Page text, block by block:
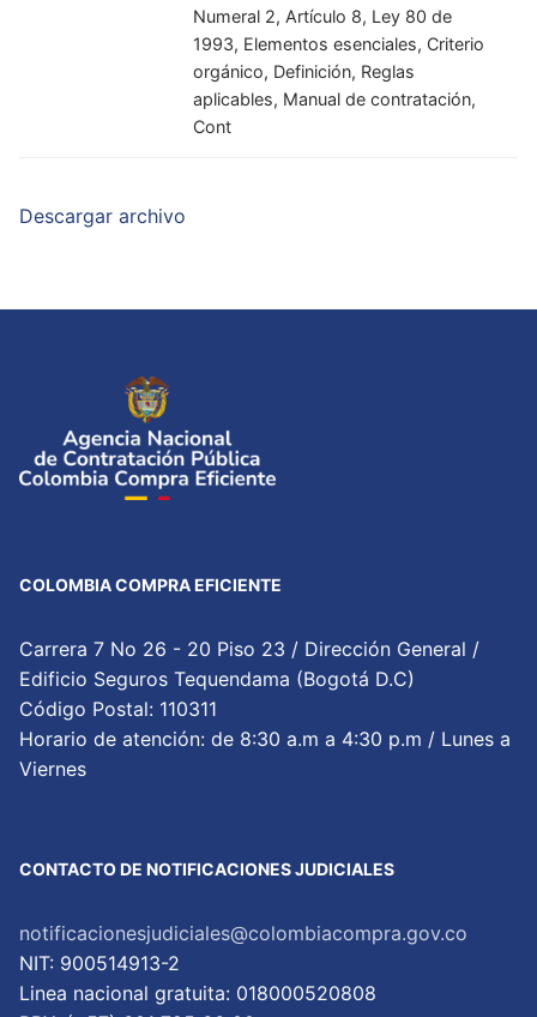
Numeral 2, Artículo 8, Ley 80 de
1993, Elementos esenciales, Criterio
orgánico, Definición, Reglas
aplicables, Manual de contratación,
Cont
Descargar archivo
COLOMBIA COMPRA EFICIENTE
Carrera 7 No 26 - 20 Piso 23 / Dirección General /
Edificio Seguros Tequendama (Bogotá D.C)
Código Postal: 110311
Horario de atención: de 8:30 a.m a 4:30 p.m / Lunes a
Viernes
CONTACTO DE NOTIFICACIONES JUDICIALES
notificacionesjudiciales@colombiacompra.gov.co
NIT: 900514913-2
Linea nacional gratuita: 018000520808